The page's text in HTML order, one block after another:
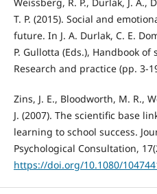
T. P. (2015). Social and
future. In J. A. Durlak, C. E.
P. Gullotta (Eds.), Handbook
Research and practice (pp. 3-
Zins, J. E., Bloodworth, M. R.,
J. (2007). The scientific base
learning to school success.
Psychological Consultation,
https://doi.org/10.1080/